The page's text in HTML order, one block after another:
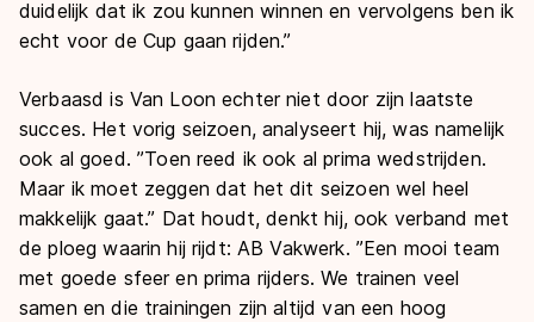
duidelijk dat ik zou kunnen winnen en vervolgens ben ik
echt voor de Cup gaan rijden.’’
Verbaasd is Van Loon echter niet door zijn laatste
succes. Het vorig seizoen, analyseert hij, was namelijk
ook al goed. ’’Toen reed ik ook al prima wedstrijden.
Maar ik moet zeggen dat het dit seizoen wel heel
makkelijk gaat.’’ Dat houdt, denkt hij, ook verband met
de ploeg waarin hij rijdt: AB Vakwerk. ’’Een mooi team
met goede sfeer en prima rijders. We trainen veel
samen en die trainingen zijn altijd van een hoog